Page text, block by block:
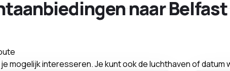
naar Belfast
mogelijk interesseren. Je kunt ook de luchthaven of datum